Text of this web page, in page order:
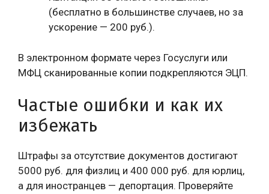
(бесплатно в большинстве случаев, но за
ускорение — 200 руб.).
В электронном формате через Госуслуги или
МФЦ сканированные копии подкрепляются ЭЦП.
Частые ошибки и как их
избежать
Штрафы за отсутствие документов достигают
5000 руб. для физлиц и 400 000 руб. для юрлиц,
а для иностранцев — депортация. Проверяйте